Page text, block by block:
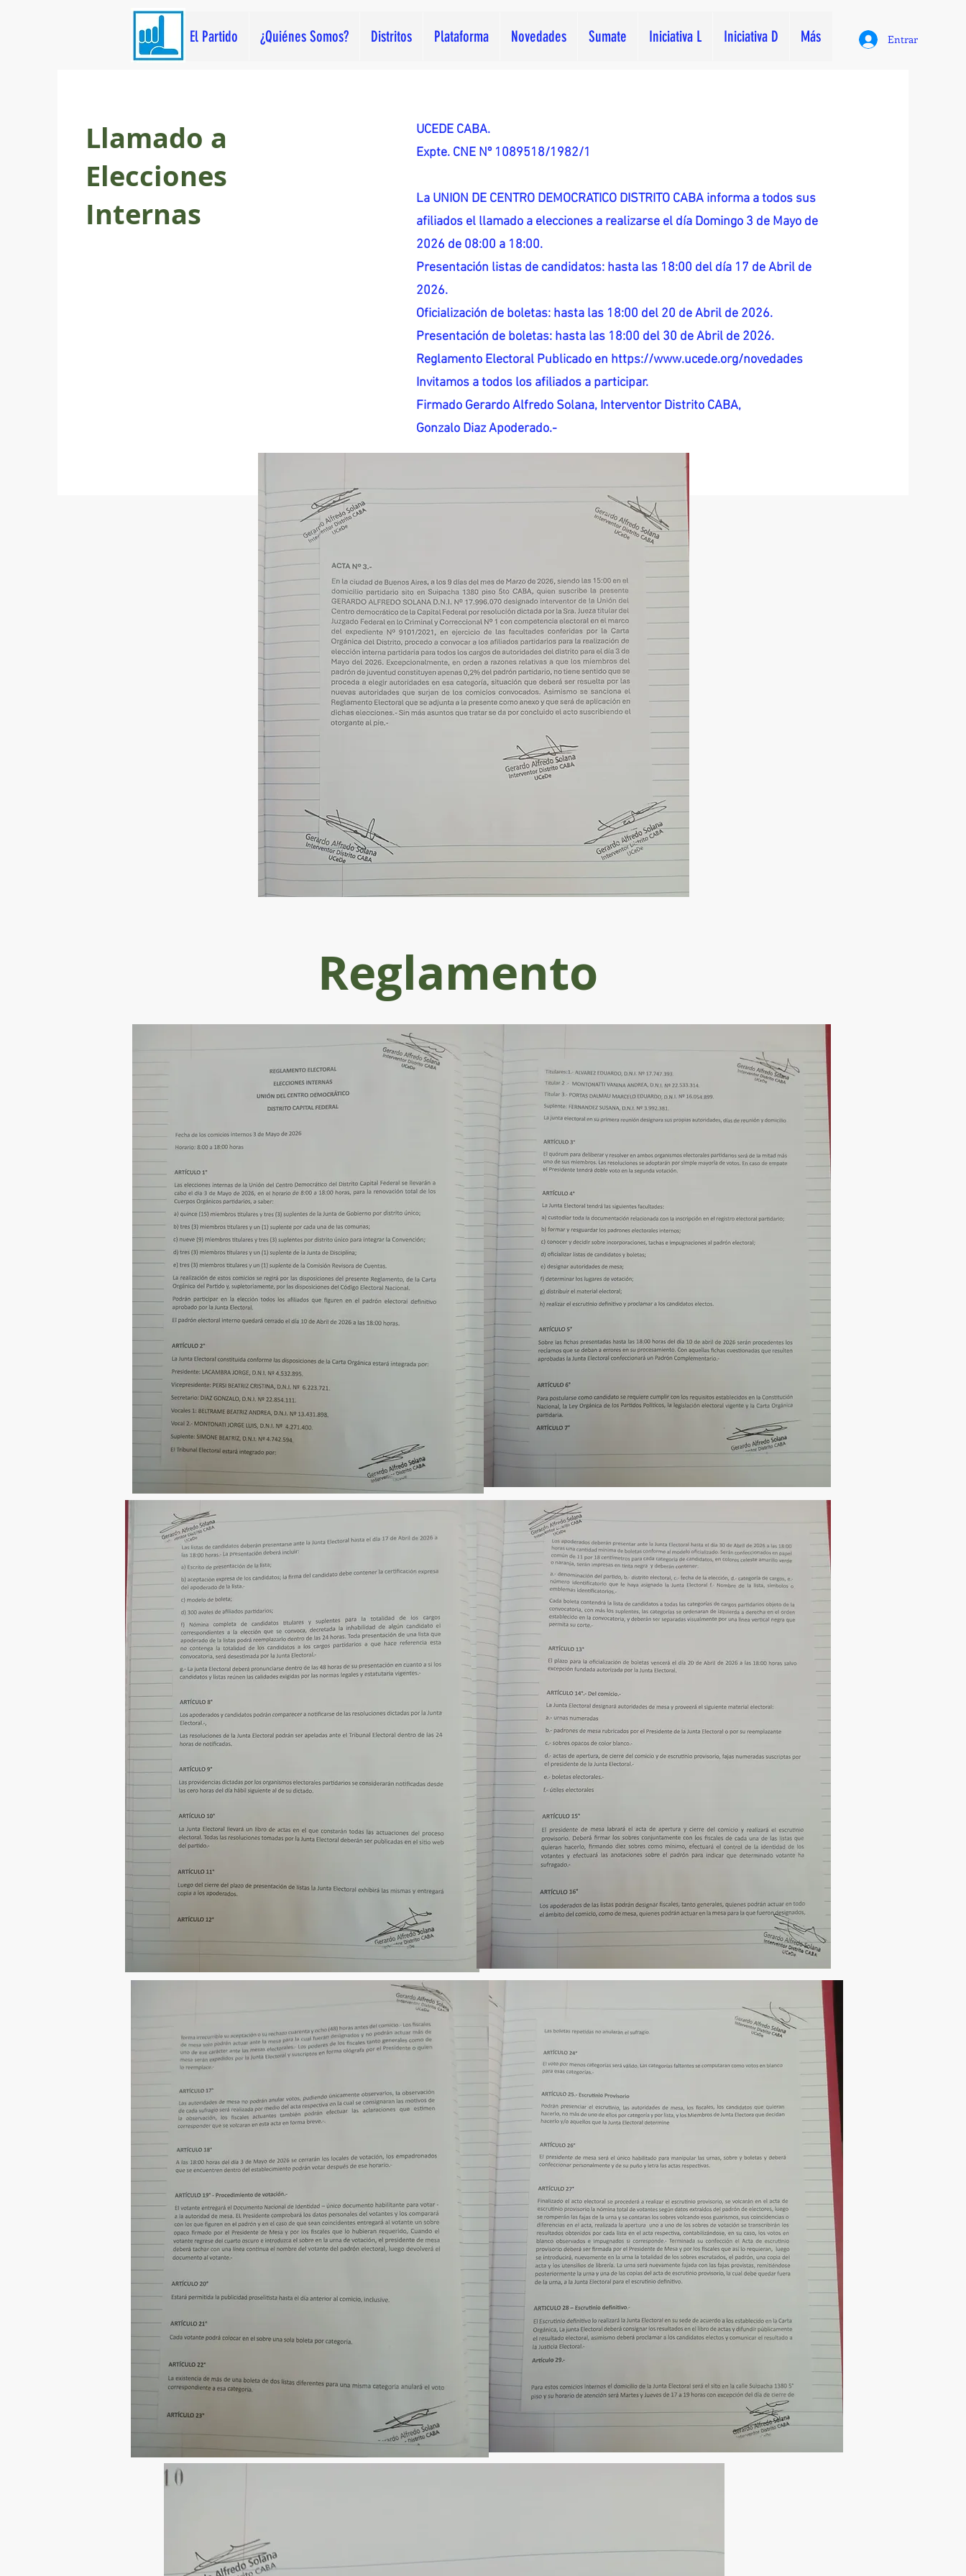
El Partido ¿Quiénes Somos? Distritos Plataforma Novedades Sumate Iniciativa L Iniciativa D Más Entrar
Llamado a
Elecciones
Internas
UCEDE CABA.
Expte. CNE Nº 1089518/1982/1
La UNION DE CENTRO DEMOCRATICO DISTRITO CABA informa a todos sus
afiliados el llamado a elecciones a realizarse el día Domingo 3 de Mayo de
2026 de 08:00 a 18:00.
Presentación listas de candidatos: hasta las 18:00 del día 17 de Abril de
2026.
Oficialización de boletas: hasta las 18:00 del 20 de Abril de 2026.
Presentación de boletas: hasta las 18:00 del 30 de Abril de 2026.
Reglamento Electoral Publicado en https://www.ucede.org/novedades
Invitamos a todos los afiliados a participar.
Firmado Gerardo Alfredo Solana, Interventor Distrito CABA,
Gonzalo Diaz Apoderado.-
Reglamento